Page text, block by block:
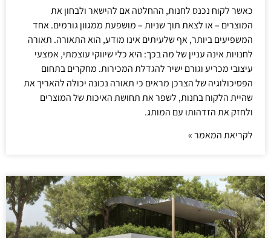
כאשר לקוח נכנס לחנות, ההחלטה אם להישאר ולבחון את
המוצרים – או לצאת תוך שניות – מושפעת ממגוון גורמים. אחד
המשפיעים ביותר, אף שלעיתים אינו מודע, הוא התאורה. תאורה
לחנויות אינה עניין של מה בכך: היא כלי שיווקי עוצמתי, אמצעי
עיצובי מכריע וגורם ישיר להגדלת המכירות. מחקרים בתחום
הפסיכולוגיה של הצרכן מראים כי תאורה נכונה יכולה להאריך את
שהיית הלקוח בחנות, לשפר את תחושת האיכות של המוצרים
ולחזק את הזדהותו עם המותג.
לקריאת המאמר »